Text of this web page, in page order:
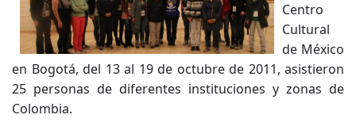
Centro
Cultural
de México
en Bogotá, del 13 al 19 de octubre de 2011, asistieron
25 personas de diferentes instituciones y zonas de
Colombia.